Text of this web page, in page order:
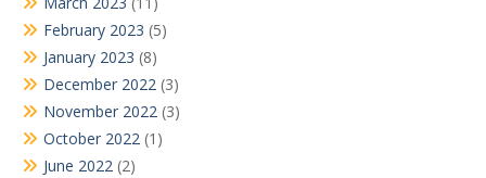
February 2023 (5)
January 2023 (8)
December 2022 (3)
November 2022 (3)
October 2022 (1)
June 2022 (2)